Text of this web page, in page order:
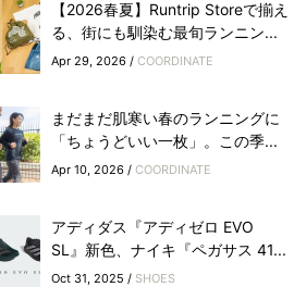
【2026春夏】Runtrip Storeで揃え
る、街にも馴染む最旬ランニン...
Apr 29, 2026 / COORDINATE
まだまだ肌寒い春のランニングに
「ちょうどいい一枚」。この季...
Apr 10, 2026 / COORDINATE
アディダス『アディゼロ EVO
SL』新色、ナイキ『ペガサス 41...
Oct 31, 2025 / SHOES